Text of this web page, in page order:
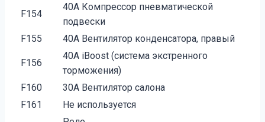
F154
40A Компрессор пневматической
подвески
F155
40A Вентилятор конденсатора, правый
F156
40A iBoost (система экстренного
торможения)
F160
30A Вентилятор салона
F161
Не используется